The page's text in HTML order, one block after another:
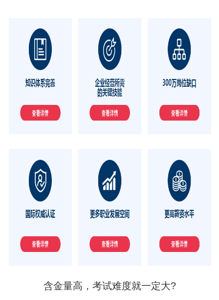
含金量高，考试难度就一定大?